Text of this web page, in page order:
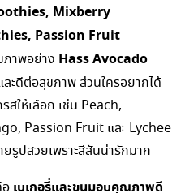
Mixberry
Passion Fruit
ภาพอย่าง Hass Avocado
ะดีต่อสุขภาพ ส่วนใครอยากได้
สให้เลือก เช่น Peach,
Passion Fruit และ Lychee
ปสวยเพราะสีสันน่ารักมาก
เบเกอรี่และขนมอบคุณภาพดี